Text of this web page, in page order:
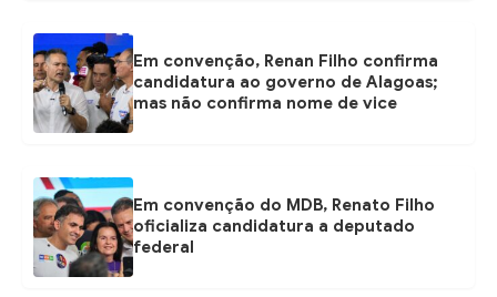
Em convenção, Renan Filho confirma
candidatura ao governo de Alagoas;
mas não confirma nome de vice
Em convenção do MDB, Renato Filho
oficializa candidatura a deputado
federal